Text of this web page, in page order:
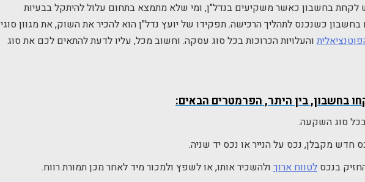
לקחת בחשבון כאשר משקיעים בנדל"ן, ומי שלא מתמצא בתחום עלול להיתקל בבעיות
כשנכנס לתהליך הרכישה. תפקידו של יועץ נדל"ן הוא להכיר את השוק, את מגוון סוגי
והעלויות הכרוכות בכל סוג עסקה. וחשוב מכל, עליו לדעת להתאים לכם את סוג
בחשבון, בין היתר, הפרמטרים הבאים:
סוג השקעה.
מקבלן, נכס על הנייר או נכס יד שניה.
בנכס לטווח ארוך ולהשכיר אותו, או לשפץ ולמכור מיד לאחר מכן תמורת רווח.